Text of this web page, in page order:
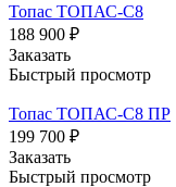
Топас ТОПАС-С8
188 900 ₽
Заказать
Быстрый просмотр
Топас ТОПАС-С8 ПР
199 700 ₽
Заказать
Быстрый просмотр